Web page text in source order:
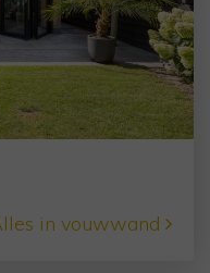
in vouwwand